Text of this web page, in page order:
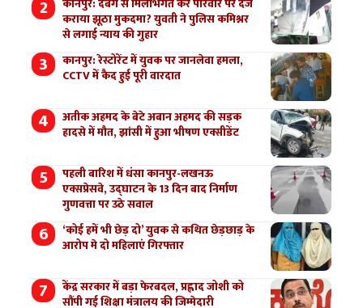
कराया झूठा मुकदमा? युवती ने पुलिस कमिश्नर
से लगाई न्याय की गुहार
कानपुर: रेस्टोरेंट में युवक पर जानलेवा हमला,
CCTV में कैद हुई पूरी वारदात
अतीक अहमद के बेटे अबान अहमद की सड़क
हादसे में मौत, झांसी में हुआ भीषण एक्सीडेंट
पहली बारिश में धंसा कानपुर-लखनऊ
एक्सप्रेसवे, उद्घाटन के 13 दिन बाद निर्माण
गुणवत्ता पर उठे सवाल
‘कोई हमें भी छेड़ दो’ युवक से कथित छेड़छाड़ के
आरोप मे दो महिलाएं गिरफ्तार
केंद्र सरकार में बड़ा फेरबदल, प्रह्लाद जोशी को
सौंपी गई शिक्षा मंत्रालय की जिम्मेदारी